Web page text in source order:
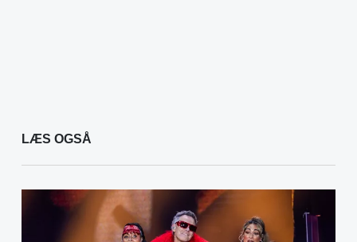
LÆS OGSÅ